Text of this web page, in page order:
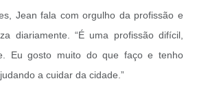
Jean fala com orgulho da profissão e
diariamente. “É uma profissão difícil,
Eu gosto muito do que faço e tenho
a cuidar da cidade.”